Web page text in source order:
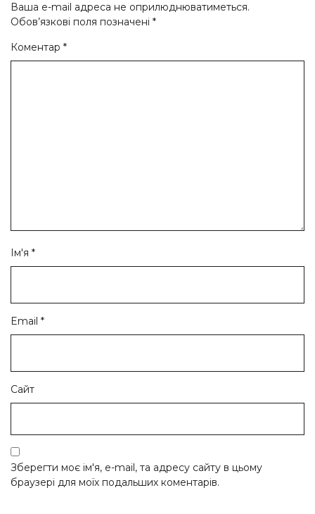
Ваша e-mail адреса не оприлюднюватиметься.
Обов’язкові поля позначені *
Коментар *
Ім'я *
Email *
Сайт
Зберегти моє ім'я, e-mail, та адресу сайту в цьому
браузері для моїх подальших коментарів.